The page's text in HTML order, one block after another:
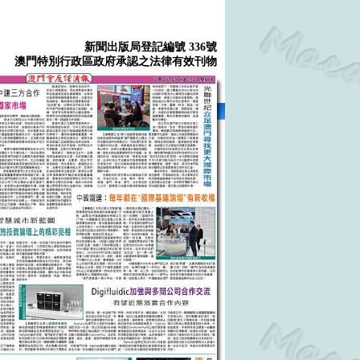
新聞出版局登記編號 336號
澳門特別行政區政府承認之法律有效刊物